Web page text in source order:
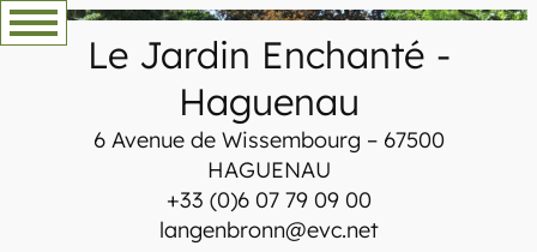
Zum
Inhalt
Le Jardin Enchanté -
Haguenau
6 Avenue de Wissembourg – 67500
HAGUENAU
+33 (0)6 07 79 09 00
langenbronn@evc.net